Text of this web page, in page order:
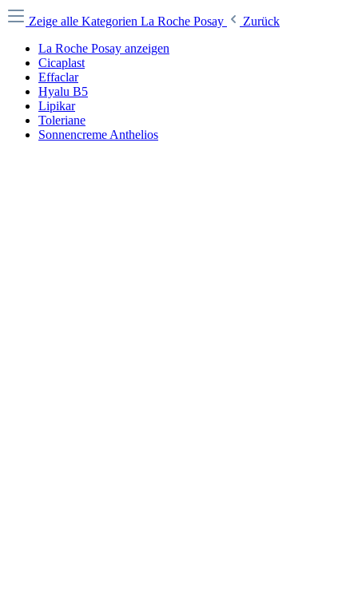
Zeige alle Kategorien La Roche Posay
Zurück
La Roche Posay anzeigen
Cicaplast
Effaclar
Hyalu B5
Lipikar
Toleriane
Sonnencreme Anthelios